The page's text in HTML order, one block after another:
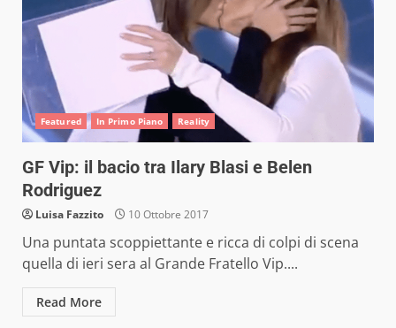
Featured In Primo Piano Reality
GF Vip: il bacio tra Ilary Blasi e Belen
Rodriguez
Luisa Fazzito 10 Ottobre 2017
Una puntata scoppiettante e ricca di colpi di scena
quella di ieri sera al Grande Fratello Vip....
Read More